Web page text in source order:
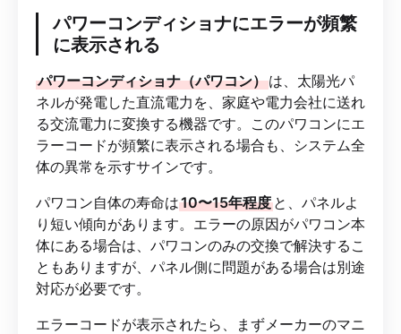
パワーコンディショナにエラーが頻繁
に表示される
パワーコンディショナ（パワコン）は、太陽光パ
ネルが発電した直流電力を、家庭や電力会社に送れ
る交流電力に変換する機器です。このパワコンにエ
ラーコードが頻繁に表示される場合も、システム全
体の異常を示すサインです。
パワコン自体の寿命は10〜15年程度 と、パネルよ
り短い傾向があります。エラーの原因がパワコン本
体にある場合は、パワコンのみの交換で解決するこ
ともありますが、パネル側に問題がある場合は別途
対応が必要です。
エラーコードが表示されたら、まずメーカーのマニ